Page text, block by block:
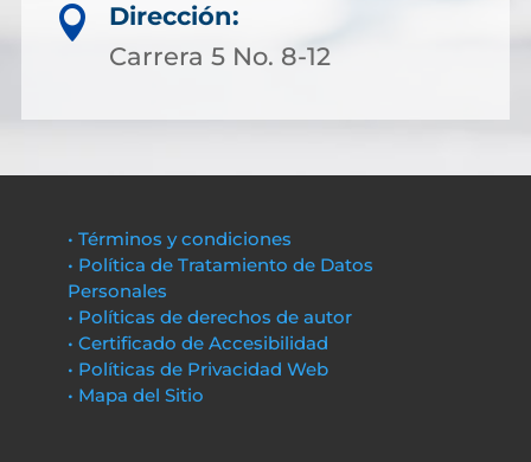

Dirección:
Carrera 5 No. 8-12
• Términos y condiciones
• Política de Tratamiento de Datos
Personales
• Políticas de derechos de autor
• Certificado de Accesibilidad
• Políticas de Privacidad Web
• Mapa del Sitio